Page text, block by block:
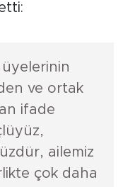
ve ortak
ifade
ailemiz
çok daha